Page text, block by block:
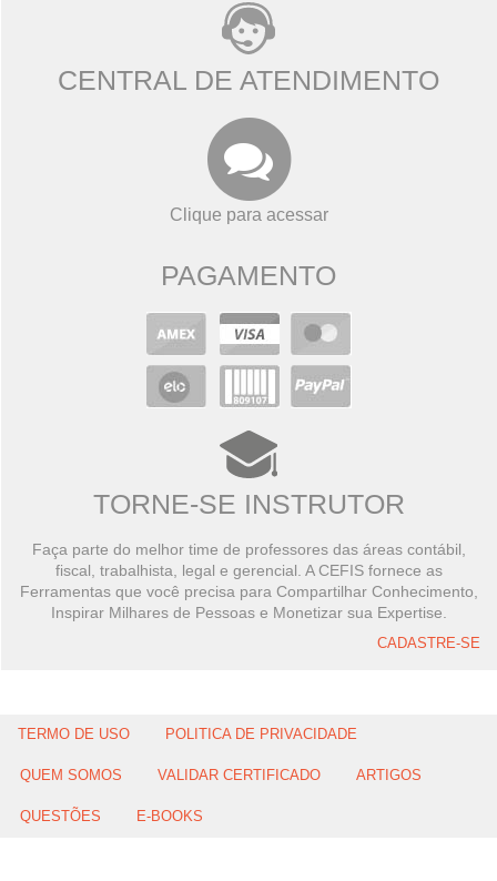
CENTRAL DE ATENDIMENTO
Clique para acessar
PAGAMENTO
TORNE-SE INSTRUTOR
Faça parte do melhor time de professores das áreas contábil,
fiscal, trabalhista, legal e gerencial. A CEFIS fornece as
Ferramentas que você precisa para Compartilhar Conhecimento,
Inspirar Milhares de Pessoas e Monetizar sua Expertise.
CADASTRE-SE
TERMO DE USO POLITICA DE PRIVACIDADE
QUEM SOMOS VALIDAR CERTIFICADO ARTIGOS
QUESTÕES E-BOOKS